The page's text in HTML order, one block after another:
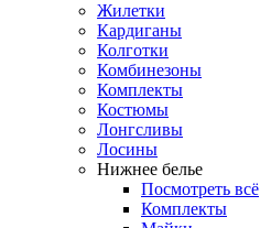
Жилетки
Кардиганы
Колготки
Комбинезоны
Комплекты
Костюмы
Лонгсливы
Лосины
Нижнее белье
Посмотреть всё
Комплекты